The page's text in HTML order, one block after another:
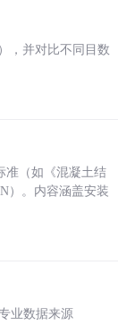
，并对比不同目数
准（如《混凝土结
）。内容涵盖安装
业数据来源